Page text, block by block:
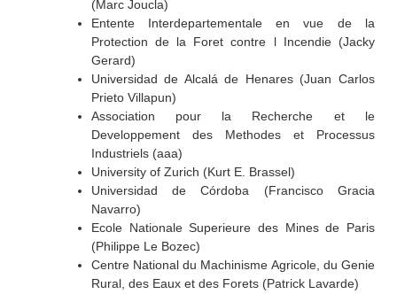
(Marc Joucla)
Entente Interdepartementale en vue de la
Protection de la Foret contre l Incendie (Jacky
Gerard)
Universidad de Alcalá de Henares (Juan Carlos
Prieto Villapun)
Association pour la Recherche et le
Developpement des Methodes et Processus
Industriels (aaa)
University of Zurich (Kurt E. Brassel)
Universidad de Córdoba (Francisco Gracia
Navarro)
Ecole Nationale Superieure des Mines de Paris
(Philippe Le Bozec)
Centre National du Machinisme Agricole, du Genie
Rural, des Eaux et des Forets (Patrick Lavarde)